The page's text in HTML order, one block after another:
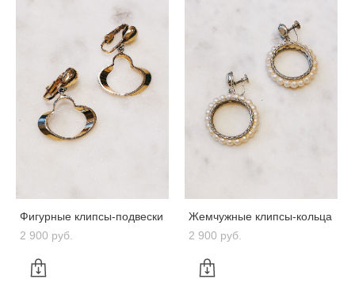
Фигурные клипсы-подвески
2 900 pуб.
Жемчужные клипсы-кольца
2 900 pуб.